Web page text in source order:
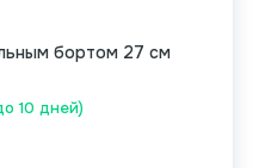
10 дней)
бортом 27 см